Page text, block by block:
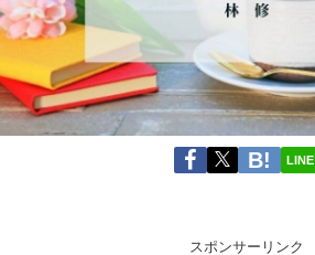
LINE
スポンサーリンク